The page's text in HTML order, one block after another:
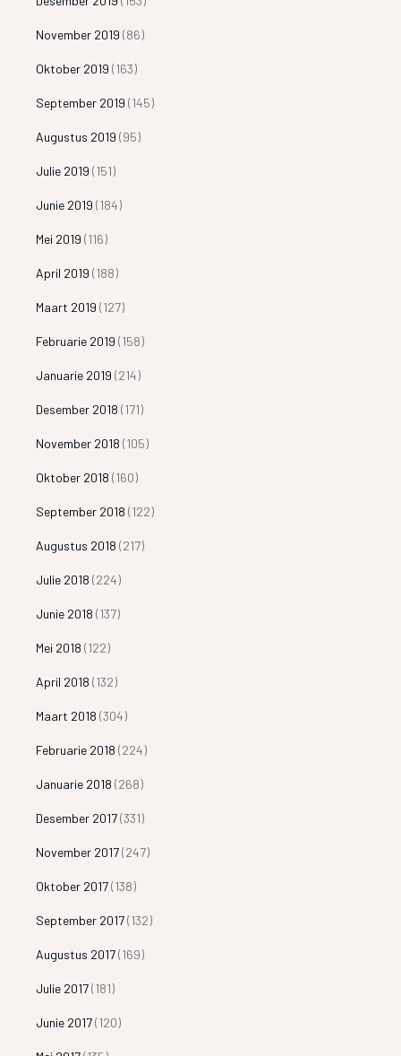
November 2019 (86)
Oktober 2019 (163)
September 2019 (145)
Augustus 2019 (95)
Julie 2019 (151)
Junie 2019 (184)
Mei 2019 (116)
April 2019 (188)
Maart 2019 (127)
Februarie 2019 (158)
Januarie 2019 (214)
Desember 2018 (171)
November 2018 (105)
Oktober 2018 (160)
September 2018 (122)
Augustus 2018 (217)
Julie 2018 (224)
Junie 2018 (137)
Mei 2018 (122)
April 2018 (132)
Maart 2018 (304)
Februarie 2018 (224)
Januarie 2018 (268)
Desember 2017(331)
November 2017(247)
Oktober 2017(138)
September 2017(132)
Augustus 2017(169)
Julie 2017(181)
Junie 2017(120)